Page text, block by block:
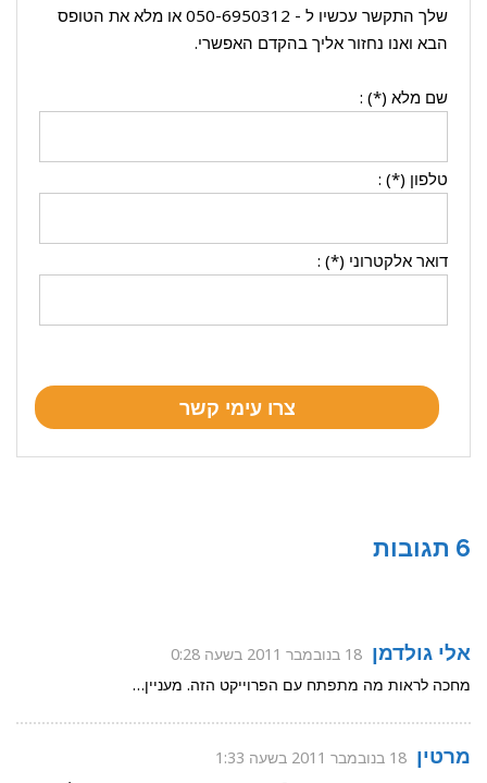
שלך התקשר עכשיו ל - 050-6950312 או מלא את הטופס
הבא ואנו נחזור אליך בהקדם האפשרי.
שם מלא (*) :
טלפון (*) :
דואר אלקטרוני (*) :
6 תגובות
אלי גולדמן 18 בנובמבר 2011 בשעה 0:28
מחכה לראות מה מתפתח עם הפרוייקט הזה. מעניין…
מרטין 18 בנובמבר 2011 בשעה 1:33